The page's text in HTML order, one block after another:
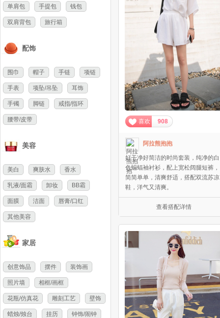
单肩包 手提包 钱包
双肩背包 旅行箱
配饰
围巾 帽子 手链 项链
手表 项坠/吊坠 耳饰
手镯 脚链 戒指/指环
腰带/皮带
美容
美白 爽肤水 香水
乳液/面霜 卸妆 BB霜
面膜 洁面 唇膏/口红
其他美容
家居
创意饰品 摆件 装饰画
照片墙 相框/画框
花瓶/仿真花 雕刻工艺 壁饰
蜡烛/烛台 挂历 钟饰/闹钟
喜欢 908
阿拉熊抱抱
好干净好简洁的时尚套装，纯净的白
色蝙蝠袖衬衫，配上宽松阔腿短裤，
简简单单，清爽舒适，搭配双流苏凉
鞋，洋气又清爽。
查看搭配详情